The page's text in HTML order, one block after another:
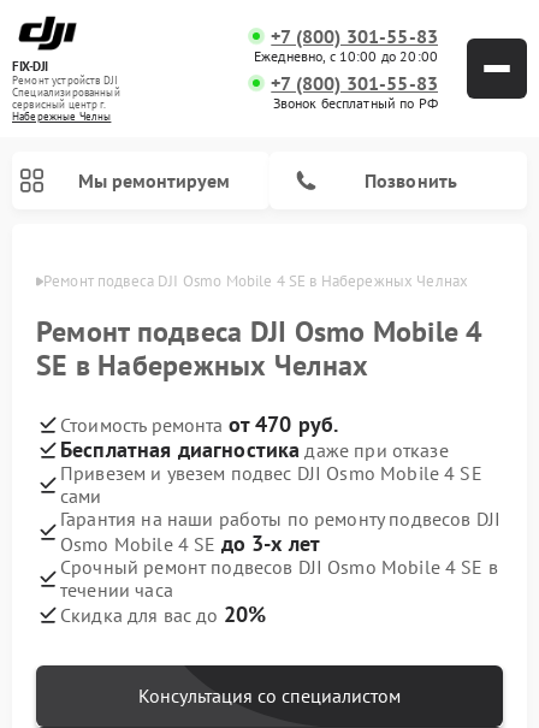
FIX-DJI
Ремонт устройств DJI
Специализированный
cервисный центр г.
Набережные Челны
+7 (800) 301-55-83
Ежедневно, с 10:00 до 20:00
+7 (800) 301-55-83
Звонок бесплатный по РФ
Мы ремонтируем Позвонить
Ремонт подвеса DJI Osmo Mobile 4 SE в Набережных Челнах
Ремонт подвеса DJI Osmo Mobile 4
SE в Набережных Челнах
Стоимость ремонта от 470 руб.
Бесплатная диагностика даже при отказе
Привезем и увезем подвес DJI Osmo Mobile 4 SE
сами
Гарантия на наши работы по ремонту подвесов DJI
Osmo Mobile 4 SE до 3-х лет
Срочный ремонт подвесов DJI Osmo Mobile 4 SE в
течении часа
Скидка для вас до 20%
Консультация со специалистом